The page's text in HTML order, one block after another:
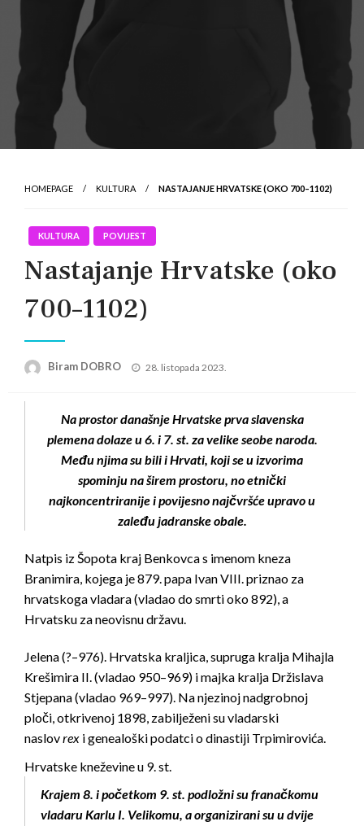
HOMEPAGE KULTURA NASTAJANJE HRVATSKE (OKO 700–1102)
KULTURA POVIJEST
Nastajanje Hrvatske (oko
700–1102)
Biram DOBRO
Posted
28. listopada 2023.
Na prostor današnje Hrvatske prva slavenska
plemena dolaze u 6. i 7. st. za velike seobe naroda.
Među njima su bili i Hrvati, koji se u izvorima
spominju na širem prostoru, no etnički
najkoncentriranije i povijesno najčvršće upravo u
zaleđu jadranske obale.
Natpis iz Šopota kraj Benkovca s imenom kneza
Branimira, kojega je 879. papa Ivan VIII. priznao za
hrvatskoga vladara (vladao do smrti oko 892), a
Hrvatsku za neovisnu državu.
Jelena (?–976). Hrvatska kraljica, supruga kralja Mihajla
Krešimira II. (vladao 950–969) i majka kralja Držislava
Stjepana (vladao 969–997). Na njezinoj nadgrobnoj
ploči, otkrivenoj 1898, zabilježeni su vladarski
naslovrex i genealoški podatci o dinastiji Trpimirovića.
Hrvatske kneževine u 9. st.
Krajem 8. i početkom 9. st. podložni su franačkomu
vladaru Karlu I. Velikomu, a organizirani su u dvije